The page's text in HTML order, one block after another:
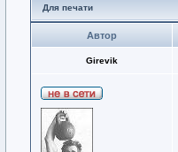
Для печати
Автор
Girevik